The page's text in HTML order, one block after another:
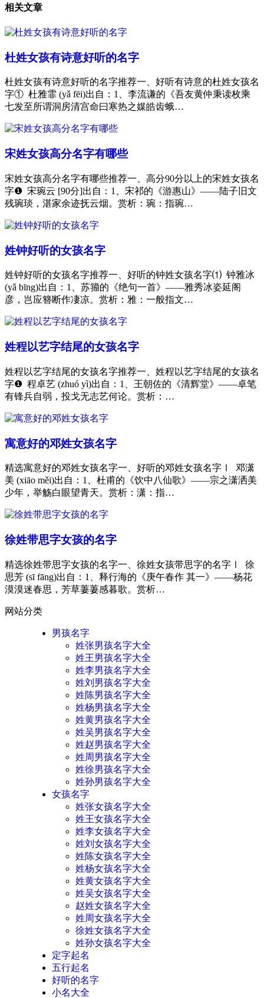
相关文章
杜姓女孩有诗意好听的名字
杜姓女孩有诗意好听的名字推荐一、好听有诗意的杜姓女孩名
字① 杜雅霏 (yǎ fēi)出自：1、李流谦的《吾友黄仲秉读枚乘
七发至所谓洞房清宫命曰寒热之媒皓齿蛾…
宋姓女孩高分名字有哪些
宋姓女孩高分名字有哪些推荐一、高分90分以上的宋姓女孩名
字❶ 宋琬云 [90分]出自：1、宋祁的《游惠山》——陆子旧文
残琬琰，湛家余迹抚云烟。赏析：琬：指琬…
姓钟好听的女孩名字
姓钟好听的女孩名字推荐一、好听的钟姓女孩名字⑴ 钟雅冰
(yǎ bīng)出自：1、苏籀的《绝句一首》——雅秀冰姿延阁
彦，岂应簪断作凄凉。赏析：雅：一般指文…
姓程以艺字结尾的女孩名字
姓程以艺字结尾的女孩名字推荐一、姓程以艺字结尾的女孩名
字❶ 程卓艺 (zhuó yì)出自：1、王朝佐的《清辉堂》——卓笔
有锋兵自弱，投戈无志艺何论。赏析：…
寓意好的邓姓女孩名字
精选寓意好的邓姓女孩名字一、好听的邓姓女孩名字Ⅰ 邓潇
美 (xiāo měi)出自：1、杜甫的《饮中八仙歌》——宗之潇洒美
少年，举觞白眼望青天。赏析：潇：指…
徐姓带思字女孩的名字
精选徐姓带思字女孩的名字一、徐姓女孩带思字的名字Ⅰ 徐
思芳 (sī fāng)出自：1、释行海的《庚午春作 其一》——杨花
漠漠迷春思，芳草萋萋感暮歌。赏析…
网站分类
男孩名字
姓张男孩名字大全
姓王男孩名字大全
姓李男孩名字大全
姓刘男孩名字大全
姓陈男孩名字大全
姓杨男孩名字大全
姓黄男孩名字大全
姓吴男孩名字大全
姓赵男孩名字大全
姓周男孩名字大全
姓徐男孩名字大全
姓孙男孩名字大全
女孩名字
姓张女孩名字大全
姓王女孩名字大全
姓李女孩名字大全
姓刘女孩名字大全
姓陈女孩名字大全
姓杨女孩名字大全
姓黄女孩名字大全
姓吴女孩名字大全
赵姓女孩名字大全
姓周女孩名字大全
徐姓女孩名字大全
姓孙女孩名字大全
定字起名
五行起名
好听的名字
小名大全